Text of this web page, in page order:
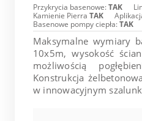
Przykrycia basenowe:TAK
Kamienie Pierra TAK
Basenowe pompy ciepła:TAK
Maksymalne wymiary
10x5m, wysokość
możliwością
Konstrukcja
w innowacyjnym